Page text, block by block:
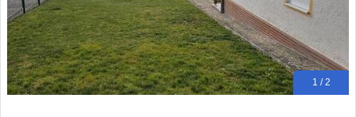
1 / 2